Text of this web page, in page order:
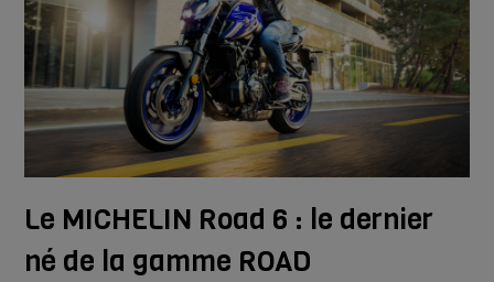
Le MICHELIN Road 6 : le dernier
né de la gamme ROAD